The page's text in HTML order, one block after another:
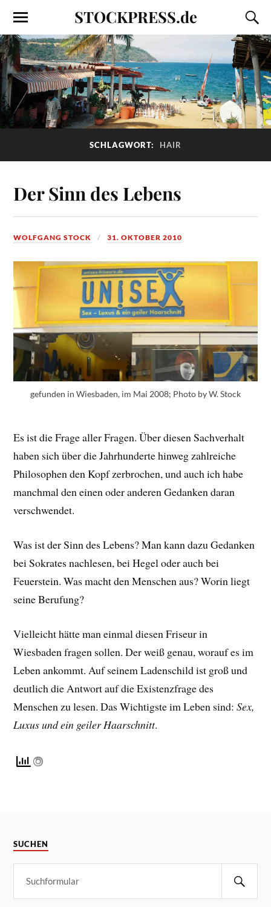
STOCKPRESS.de
SCHLAGWORT: HAIR
Der Sinn des Lebens
WOLFGANG STOCK 31. OKTOBER 2010
gefunden in Wiesbaden, im Mai 2008; Photo by W. Stock
Es ist die Frage aller Fragen. Über diesen Sachverhalt
haben sich über die Jahrhunderte hinweg zahlreiche
Philosophen den Kopf zerbrochen, und auch ich habe
manchmal den einen oder anderen Gedanken daran
verschwendet.
Was ist der Sinn des Lebens? Man kann dazu Gedanken
bei Sokrates nachlesen, bei Hegel oder auch bei
Feuerstein. Was macht den Menschen aus? Worin liegt
seine Berufung?
Vielleicht hätte man einmal diesen Friseur in
Wiesbaden fragen sollen. Der weiß genau, worauf es im
Leben ankommt. Auf seinem Ladenschild ist groß und
deutlich die Antwort auf die Existenzfrage des
Menschen zu lesen. Das Wichtigste im Leben sind:Sex,
Luxus und ein geiler Haarschnitt.
SUCHEN